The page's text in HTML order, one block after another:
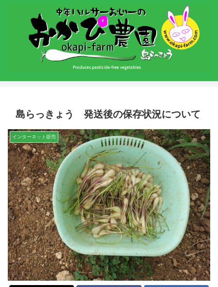
島らっきょう 発送後の保存状況について
インターネット販売